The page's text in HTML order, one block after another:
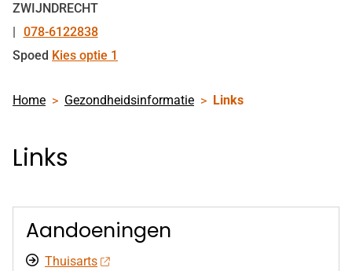
ZWIJNDRECHT
Tel:
078-6122838
Spoed Kies optie 1
Home Gezondheidsinformatie Links
Links
Aandoeningen
Thuisarts